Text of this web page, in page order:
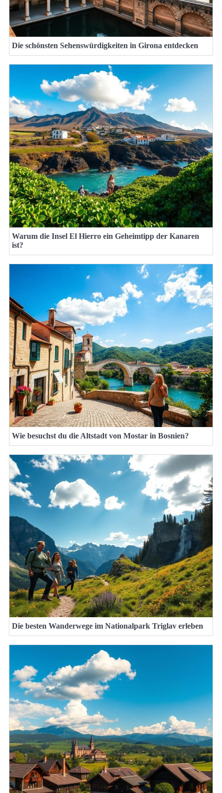
Die schönsten Sehenswürdigkeiten in Girona entdecken
Warum die Insel El Hierro ein Geheimtipp der Kanaren
ist?
Wie besuchst du die Altstadt von Mostar in Bosnien?
Die besten Wanderwege im Nationalpark Triglav erleben